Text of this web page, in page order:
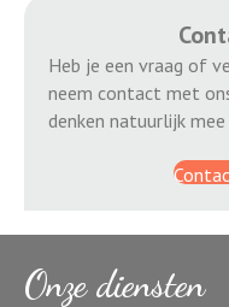
Heb je een vraag of
neem contact met
denken natuurlijk
Onze diensten